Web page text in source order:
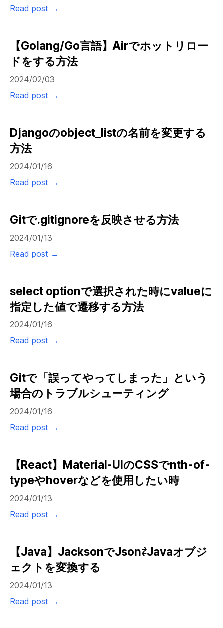
Read post →
【Golang/Go言語】Airでホットリロー
ドをする方法
2024/02/03
Read post →
Djangoのobject_listの名前を変更する
方法
2024/01/16
Read post →
Gitで.gitignoreを反映させる方法
2024/01/13
Read post →
select optionで選択された時にvalueに
指定した値で遷移する方法
2024/01/16
Read post →
Gitで「誤ってやってしまった」という
場合のトラブルシューティング
2024/01/16
Read post →
【React】Material-UIのCSSでnth-of-
typeやhoverなどを使用したい時
2024/01/13
Read post →
【Java】JacksonでJson⇄Javaオブジ
ェクトを変換する
2024/01/13
Read post →